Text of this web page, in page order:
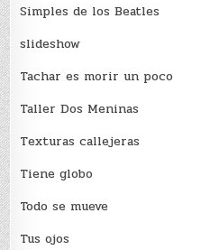
Simples de los Beatles
slideshow
Tachar es morir un poco
Taller Dos Meninas
Texturas callejeras
Tiene globo
Todo se mueve
Tus ojos